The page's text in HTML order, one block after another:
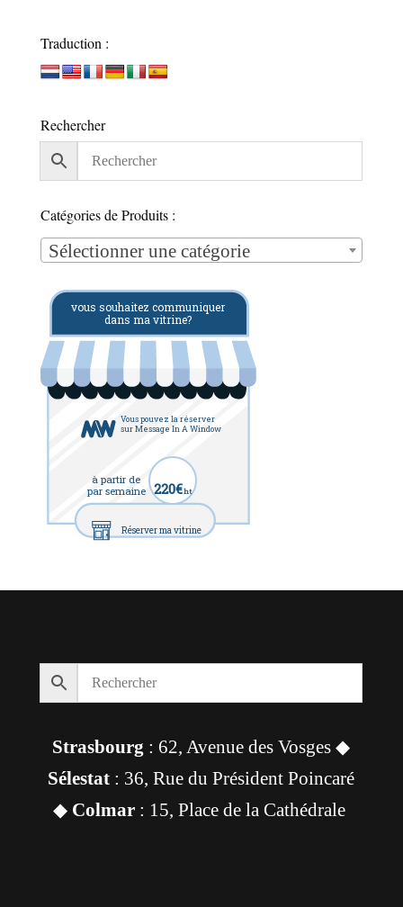
Traduction :
Rechercher
Catégories de Produits :
Sélectionner une catégorie
vous souhaitez communiquer
dans ma vitrine?
Vous pouvez la réserver
sur Message In A Window
à partir de
par semaine 220€ht
Réserver ma vitrine
Strasbourg : 62, Avenue des Vosges ◆
Sélestat : 36, Rue du Président Poincaré
◆ Colmar: 15, Place de la Cathédrale